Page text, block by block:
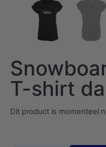
T-shirt
Dit product is momenteel